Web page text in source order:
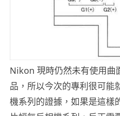
Nikon 現時仍然未有使用曲
品，所以今次的專利很可
機系列的證據，如果是這樣